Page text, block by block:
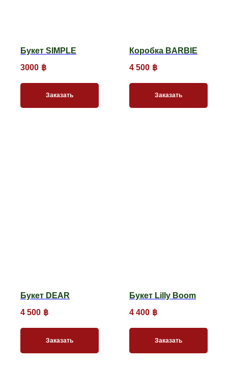
Букет SIMPLE
3000 ฿
Заказать
Коробка BARBIE
4 500 ฿
Заказать
Букет DEAR
4 500 ฿
Заказать
Букет Lilly Boom
4 400 ฿
Заказать